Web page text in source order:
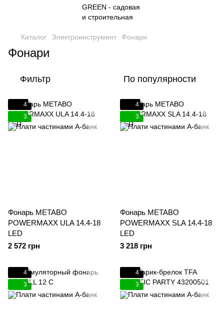
Каталог Электроинструмент Фонари
Фонари
Фильтр По популярности
4
3
Фонарь METABO
POWERMAXX ULA 14.4-18
LED
2 572 грн
4
3
Фонарь METABO
POWERMAXX SLA 14.4-18
LED
3 218 грн
4
3
4
3